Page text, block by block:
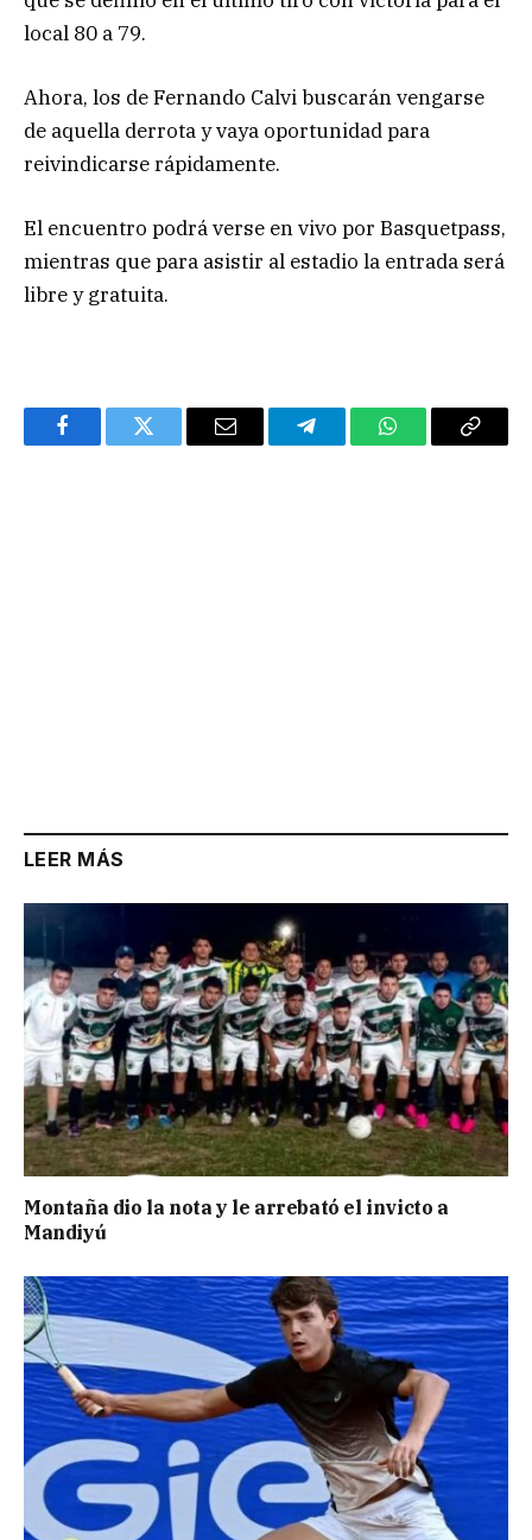
local 80 a 79.
Ahora, los de Fernando Calvi buscarán vengarse
de aquella derrota y vaya oportunidad para
reivindicarse rápidamente.
El encuentro podrá verse en vivo por Basquetpass,
mientras que para asistir al estadio la entrada será
libre y gratuita.
FacebookTwitter Email TelegramWhatsAppCopy
LEER MÁS
Montaña dio la nota y le arrebató el invicto a
Mandiyú